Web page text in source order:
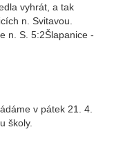
vyhrát, a tak
n. Svitavou.
n. S. 5:2Šlapanice -
v pátek 21. 4.
školy.